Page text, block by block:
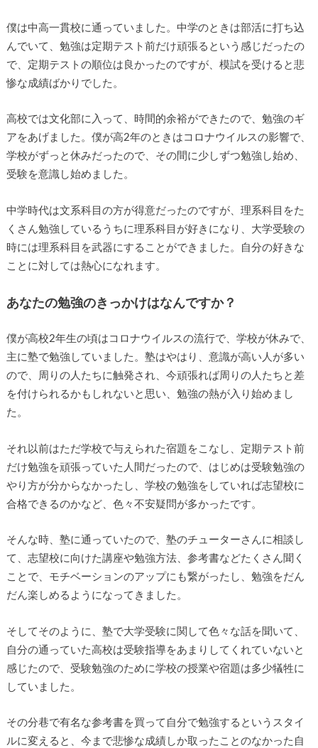
僕は中高一貫校に通っていました。中学のときは部活に打ち込
んでいて、勉強は定期テスト前だけ頑張るという感じだったの
で、定期テストの順位は良かったのですが、模試を受けると悲
惨な成績ばかりでした。
高校では文化部に入って、時間的余裕ができたので、勉強のギ
アをあげました。僕が高2年のときはコロナウイルスの影響で、
学校がずっと休みだったので、その間に少しずつ勉強し始め、
受験を意識し始めました。
中学時代は文系科目の方が得意だったのですが、理系科目をた
くさん勉強しているうちに理系科目が好きになり、大学受験の
時には理系科目を武器にすることができました。自分の好きな
ことに対しては熱心になれます。
あなたの勉強のきっかけはなんですか？
僕が高校2年生の頃はコロナウイルスの流行で、学校が休みで、
主に塾で勉強していました。塾はやはり、意識が高い人が多い
ので、周りの人たちに触発され、今頑張れば周りの人たちと差
を付けられるかもしれないと思い、勉強の熱が入り始めまし
た。
それ以前はただ学校で与えられた宿題をこなし、定期テスト前
だけ勉強を頑張っていた人間だったので、はじめは受験勉強の
やり方が分からなかったし、学校の勉強をしていれば志望校に
合格できるのかなど、色々不安疑問が多かったです。
そんな時、塾に通っていたので、塾のチューターさんに相談し
て、志望校に向けた講座や勉強方法、参考書などたくさん聞く
ことで、モチベーションのアップにも繋がったし、勉強をだん
だん楽しめるようになってきました。
そしてそのように、塾で大学受験に関して色々な話を聞いて、
自分の通っていた高校は受験指導をあまりしてくれていないと
感じたので、受験勉強のために学校の授業や宿題は多少犠牲に
していました。
その分巷で有名な参考書を買って自分で勉強するというスタイ
ルに変えると、今まで悲惨な成績しか取ったことのなかった自